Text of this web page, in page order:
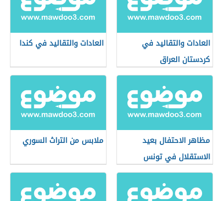
العادات والتقاليد في
كردستان العراق
العادات والتقاليد في كندا
مظاهر الاحتفال بعيد
الاستقلال في تونس
ملابس من التراث السوري